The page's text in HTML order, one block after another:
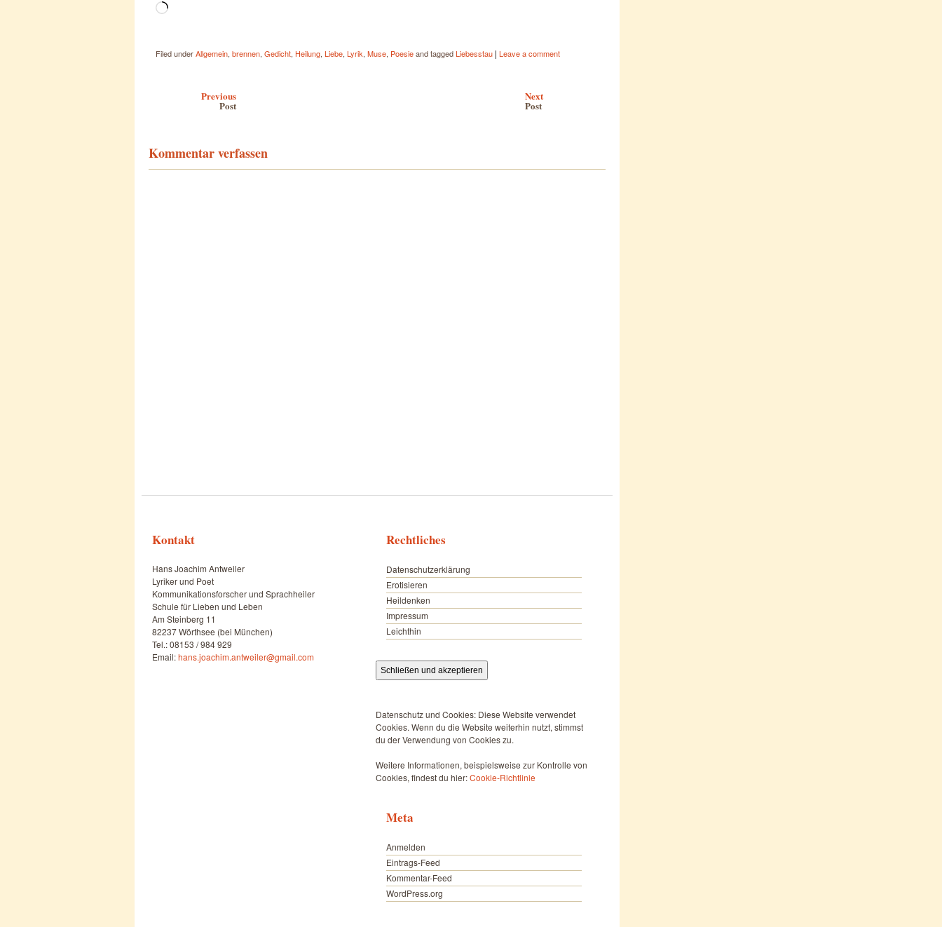
Wird
Filed underAllgemein, brennen, Gedicht, Heilung, Liebe, Lyrik, Muse, Poesieand taggedLiebesstau | Leave a comment
Previous
Post
Next
Post
Kommentar verfassen
Kontakt
Hans Joachim Antweiler
Lyriker und Poet
Kommunikationsforscher und Sprachheiler
Schule für Lieben und Leben
Am Steinberg 11
82237 Wörthsee (bei München)
Tel.: 08153 / 984 929
Email:hans.joachim.antweiler@gmail.com
Rechtliches
Datenschutzerklärung
Erotisieren
Heildenken
Impressum
Leichthin
Datenschutz und Cookies: Diese Website verwendet
Cookies. Wenn du die Website weiterhin nutzt, stimmst
du der Verwendung von Cookies zu.
Weitere Informationen, beispielsweise zur Kontrolle von
Cookies, findest du hier:Cookie-Richtlinie
Meta
Anmelden
Eintrags-Feed
Kommentar-Feed
WordPress.org